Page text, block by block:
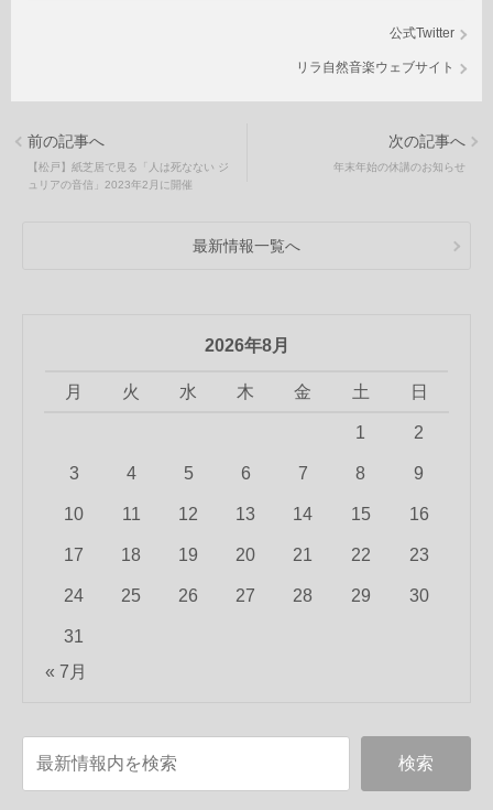
公式Twitter
リラ自然音楽ウェブサイト
前の記事へ
【松戸】紙芝居で見る「人は死なない ジ
ュリアの音信」2023年2月に開催
次の記事へ
年末年始の休講のお知らせ
最新情報一覧へ
2026年8月
月 火 水 木 金 土 日
1 2
3 4 5 6 7 8 9
10 11 12 13 14 15 16
17 18 19 20 21 22 23
24 25 26 27 28 29 30
31
« 7月